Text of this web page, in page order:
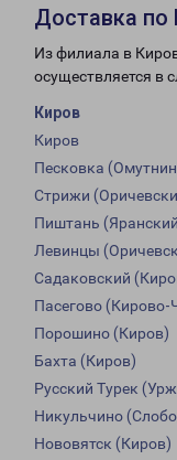
Доставка по
Из филиала в
осуществляется в
Киров
Киров
Песковка
Стрижи
Пиштань
Левинцы
Садаковский
Пасегово (Кирово-
Порошино (Киров)
Бахта (Киров)
Русский Турек
Никульчино
Нововятск (Киров)